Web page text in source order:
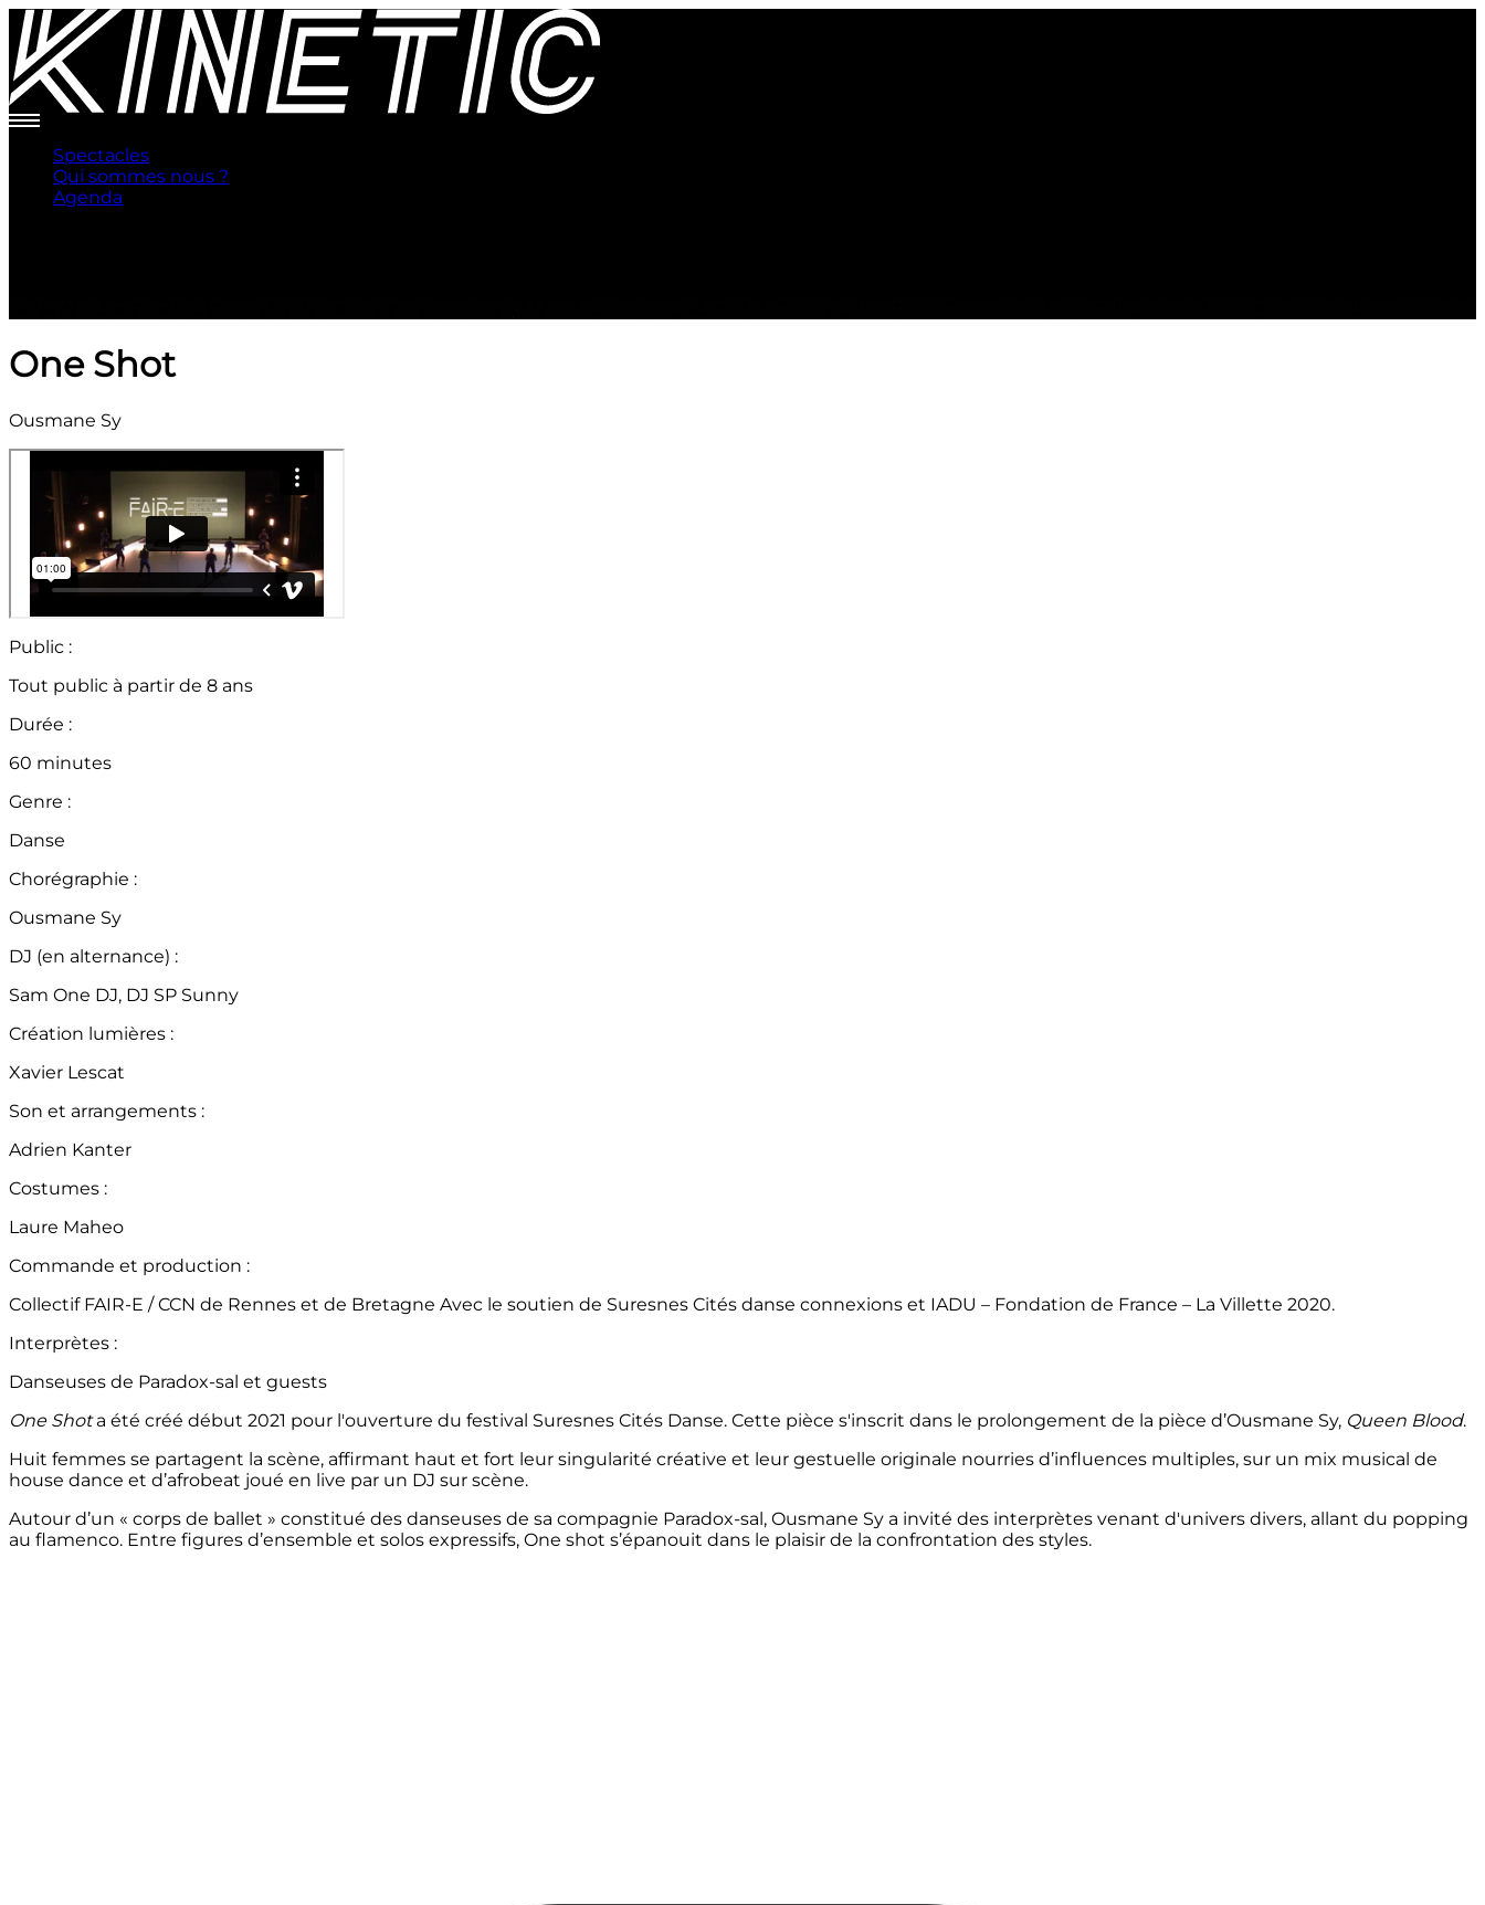
Spectacles
Qui sommes nous ?
Agenda
One Shot
Ousmane Sy
Public :
Tout public à partir de 8 ans
Durée :
60 minutes
Genre :
Danse
Chorégraphie :
Ousmane Sy
DJ (en alternance) :
Sam One DJ, DJ SP Sunny
Création lumières :
Xavier Lescat
Son et arrangements :
Adrien Kanter
Costumes :
Laure Maheo
Commande et production :
Collectif FAIR-E / CCN de Rennes et de Bretagne Avec le soutien de Suresnes Cités danse connexions et IADU – Fondation de France – La Villette 2020.
Interprètes :
Danseuses de Paradox-sal et guests
One Shota été créé début 2021 pour l'ouverture du festival Suresnes Cités Danse. Cette pièce s'inscrit dans le prolongement de la pièce d’Ousmane Sy, Queen Blood.
Huit femmes se partagent la scène, affirmant haut et fort leur singularité créative et leur gestuelle originale nourries d’influences multiples, sur un mix musical de
house dance et d’afrobeat joué en live par un DJ sur scène.
Autour d’un « corps de ballet » constitué des danseuses de sa compagnie Paradox-sal, Ousmane Sy a invité des interprètes venant d'univers divers, allant du popping
au flamenco. Entre figures d’ensemble et solos expressifs, One shot s’épanouit dans le plaisir de la confrontation des styles.